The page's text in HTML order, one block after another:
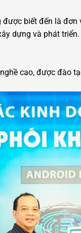
biết đến là
dựng và phát
cao, được đào